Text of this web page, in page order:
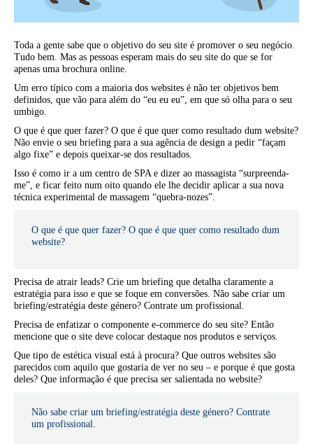
Toda a gente sabe que o objetivo do seu site é promover o seu negócio.
Tudo bem. Mas as pessoas esperam mais do seu site do que se for
apenas uma brochura online.
Um erro típico com a maioria dos websites é não ter objetivos bem
definidos, que vão para além do “eu eu eu”, em que só olha para o seu
umbigo.
O que é que quer fazer? O que é que quer como resultado dum website?
Não envie o seu briefing para a sua agência de design a pedir “façam
algo fixe” e depois queixar-se dos resultados.
Isso é como ir a um centro de SPA e dizer ao massagista “surpreenda-
me”, e ficar feito num oito quando ele lhe decidir aplicar a sua nova
técnica experimental de massagem “quebra-nozes”.
O que é que quer fazer? O que é que quer como resultado dum
website?
Precisa de atrair leads? Crie um briefing que detalha claramente a
estratégia para isso e que se foque em conversões. Não sabe criar um
briefing/estratégia deste género? Contrate um profissional.
Precisa de enfatizar o componente e-commerce do seu site? Então
mencione que o site deve colocar destaque nos produtos e serviços.
Que tipo de estética visual está à procura? Que outros websites são
parecidos com aquilo que gostaria de ver no seu – e porque é que gosta
deles? Que informação é que precisa ser salientada no website?
Não sabe criar um briefing/estratégia deste género? Contrate
um profissional.